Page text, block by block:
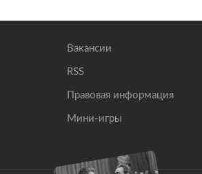
Вакансии
RSS
Правовая информация
Мини-игры